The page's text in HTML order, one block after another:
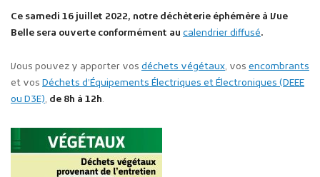
Plans d'accès
Ce samedi 16 juillet 2022, notre déchèterie éphémère à Vue
Belle sera ouverte conformément au calendrier diffusé.
Vous pouvez y apporter vos déchets végétaux, vos encombrants
et vos Déchets d’Équipements Électriques et Électroniques (DEEE
ou D3E), de 8h à 12h.